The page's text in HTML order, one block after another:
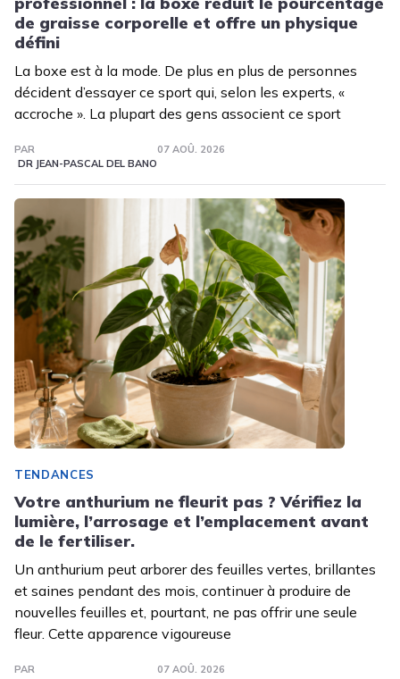
de graisse corporelle et offre un physique
défini
La boxe est à la mode. De plus en plus de personnes
décident d’essayer ce sport qui, selon les experts, «
accroche ». La plupart des gens associent ce sport
PAR
DR JEAN-PASCAL DEL BANO
07 AOÛ. 2026
TENDANCES
Votre anthurium ne fleurit pas ? Vérifiez la
lumière, l’arrosage et l’emplacement avant
de le fertiliser.
Un anthurium peut arborer des feuilles vertes, brillantes
et saines pendant des mois, continuer à produire de
nouvelles feuilles et, pourtant, ne pas offrir une seule
fleur. Cette apparence vigoureuse
PAR
07 AOÛ. 2026